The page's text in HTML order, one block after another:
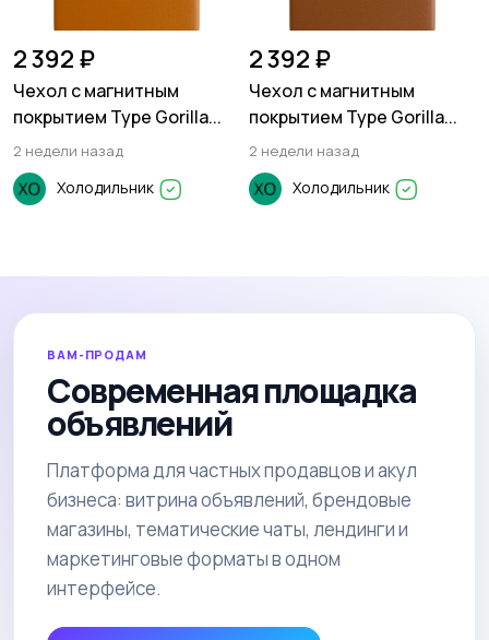
2 392 ₽
Чехол с магнитным
покрытием Type Gorilla...
2 недели назад
Холодильник
2 392 ₽
Чехол с магнитным
покрытием Type Gorilla...
2 недели назад
Холодильник
ВАМ-ПРОДАМ
Современная площадка
объявлений
Платформа для частных продавцов и акул
бизнеса: витрина объявлений, брендовые
магазины, тематические чаты, лендинги и
маркетинговые форматы в одном
интерфейсе.